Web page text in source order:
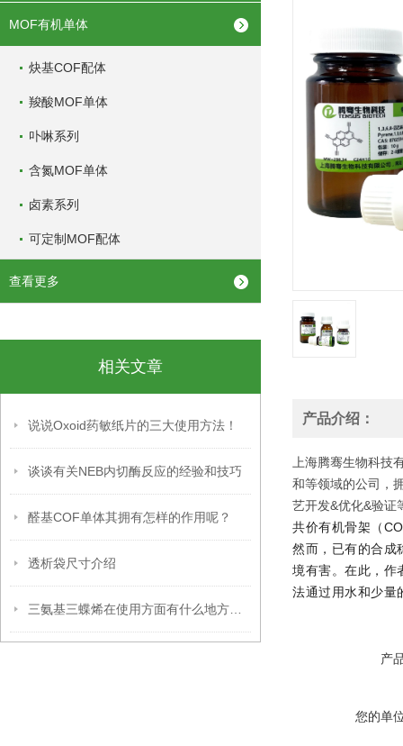
MOF有机单体
炔基COF配体
羧酸MOF单体
卟啉系列
含氮MOF单体
卤素系列
可定制MOF配体
查看更多
相关文章
说说Oxoid药敏纸片的三大使用方法！
谈谈有关NEB内切酶反应的经验和技巧
醛基COF单体其拥有怎样的作用呢？
透析袋尺寸介绍
产品介绍：
上海腾骞生物科
和等领域的公司，
艺开发&优化&验证
共价有机骨架（
然而，已有的合成
境有害。在此，作
法通过用水和少量
产
您的单